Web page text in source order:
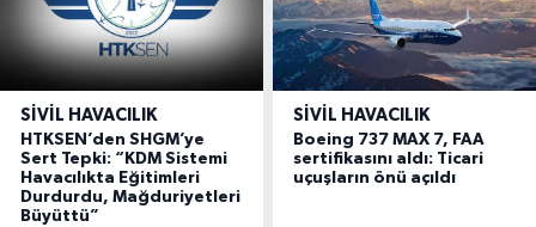
SIVIL HAVACILIK
HTKSEN’den SHGM’ye
Sert Tepki: “KDM Sistemi
Havacılıkta Eğitimleri
Durdurdu, Mağduriyetleri
Büyüttü”
SIVIL HAVACILIK
Boeing 737 MAX 7, FAA
sertifikasını aldı: Ticari
uçuşların önü açıldı